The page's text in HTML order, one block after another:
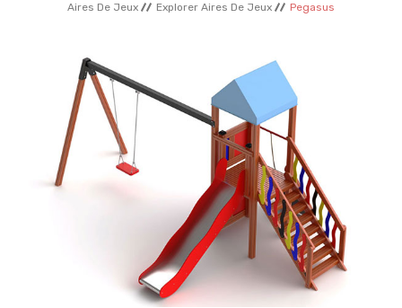
SKATEPARKS
TERRAINS DE SPORT
REFERENCES
CONTACT
Aires De Jeux Explorer Aires De Jeux Pegasus